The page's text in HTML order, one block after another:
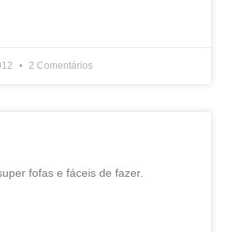
2 Comentários
fofas e fáceis de fazer.